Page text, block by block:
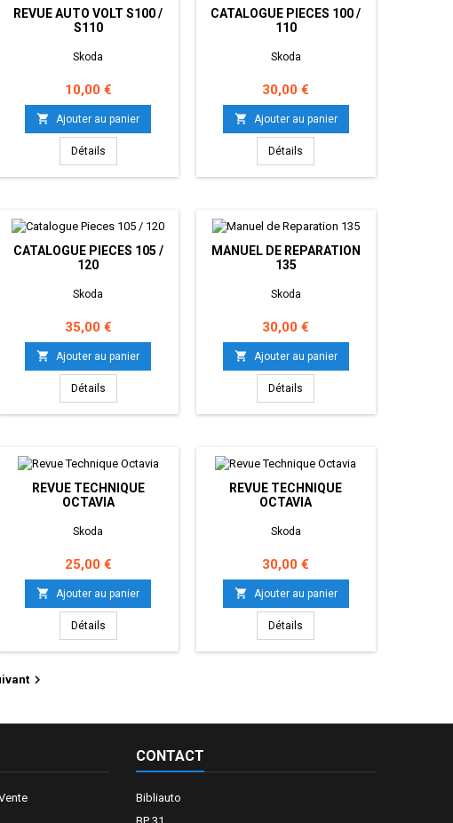
REVUE AUTO VOLT S100 /
S110
Skoda
Prix
10,00 €
 Ajouter au panier
Détails
CATALOGUE PIECES 100 /
110
Skoda
Prix
30,00 €
 Ajouter au panier
Détails
CATALOGUE PIECES 105 /
120
Skoda
Prix
35,00 €
 Ajouter au panier
Détails
MANUEL DE REPARATION
135
Skoda
Prix
30,00 €
 Ajouter au panier
Détails
REVUE TECHNIQUE
OCTAVIA
Skoda
Prix
25,00 €
 Ajouter au panier
Détails
REVUE TECHNIQUE
OCTAVIA
Skoda
Prix
30,00 €
 Ajouter au panier
Détails

CONTACT
Bibliauto